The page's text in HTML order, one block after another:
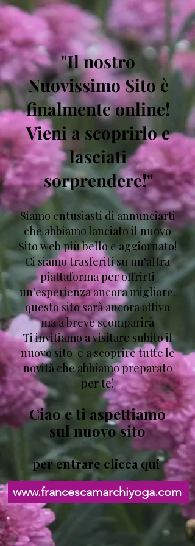
"Il nostro
Nuovissimo Sito è
finalmente online!
Vieni a scoprirlo e
lasciati
sorprendere!"
Siamo entusiasti di annunciarti
che abbiamo lanciato il nuovo
Sito web più bello e aggiornato!
Ci siamo trasferiti su un'altra
piattaforma per offrirti
un'esperienza ancora migliore.
questo sito sarà ancora attivo
ma a breve scomparirà
Ti invitiamo a visitare subito il
nuovo sito e a scoprire tutte le
novità che abbiamo preparato
per te!
​Ciao e ti aspettiamo
sul nuovo sito
per entrare clicca qui
www.francescamarchiyoga.com